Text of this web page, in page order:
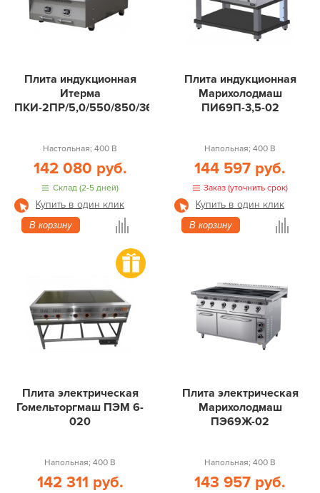
Плита индукционная
Итерма
ПКИ-2ПР/5,0/550/850/360
Настольная; 400 В
142 080 руб.
Склад (2-5 дней)
Купить в один клик
В корзину
Плита индукционная
Марихолодмаш
ПИ69П-3,5-02
Напольная; 400 В
144 597 руб.
Заказ (уточнить срок)
Купить в один клик
В корзину
Плита электрическая
Гомельторгмаш ПЭМ 6-
020
Напольная; 400 В
142 311 руб.
Плита электрическая
Марихолодмаш
ПЭ69Ж-02
Напольная; 400 В
143 957 руб.